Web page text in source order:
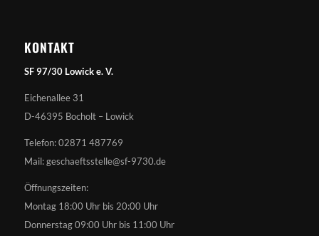
KONTAKT
SF 97/30 Lowick e. V.
Eichenallee 31
D-46395 Bocholt – Lowick
Telefon: 02871 487769
Mail: geschaeftsstelle@sf-9730.de
Öffnungszeiten:
Montag 18:00 Uhr bis 20:00 Uhr
Donnerstag 09:00 Uhr bis 11:00 Uhr